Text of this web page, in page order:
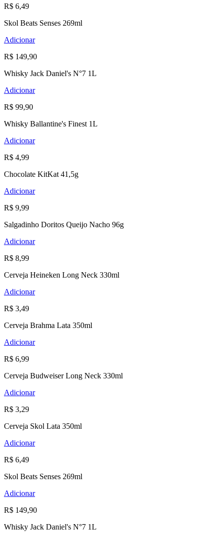
R$ 6,49
Skol Beats Senses 269ml
Adicionar
R$ 149,90
Whisky Jack Daniel's N°7 1L
Adicionar
R$ 99,90
Whisky Ballantine's Finest 1L
Adicionar
R$ 4,99
Chocolate KitKat 41,5g
Adicionar
R$ 9,99
Salgadinho Doritos Queijo Nacho 96g
Adicionar
R$ 8,99
Cerveja Heineken Long Neck 330ml
Adicionar
R$ 3,49
Cerveja Brahma Lata 350ml
Adicionar
R$ 6,99
Cerveja Budweiser Long Neck 330ml
Adicionar
R$ 3,29
Cerveja Skol Lata 350ml
Adicionar
R$ 6,49
Skol Beats Senses 269ml
Adicionar
R$ 149,90
Whisky Jack Daniel's N°7 1L